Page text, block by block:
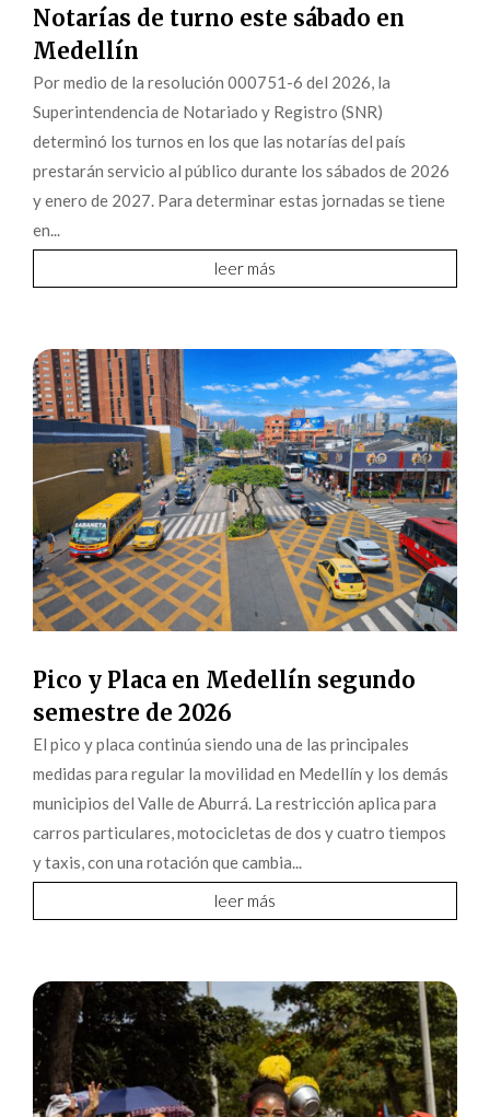
Notarías de turno este sábado en
Medellín
Por medio de la resolución 000751-6 del 2026, la
Superintendencia de Notariado y Registro (SNR)
determinó los turnos en los que las notarías del país
prestarán servicio al público durante los sábados de 2026
y enero de 2027. Para determinar estas jornadas se tiene
en...
leer más
Pico y Placa en Medellín segundo
semestre de 2026
El pico y placa continúa siendo una de las principales
medidas para regular la movilidad en Medellín y los demás
municipios del Valle de Aburrá. La restricción aplica para
carros particulares, motocicletas de dos y cuatro tiempos
y taxis, con una rotación que cambia...
leer más